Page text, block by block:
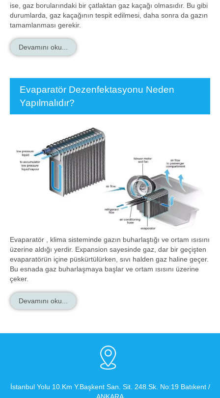
ise, gaz borularındaki bir çatlaktan gaz kaçağı olmasıdır. Bu gibi
durumlarda, gaz kaçağının tespit edilmesi, daha sonra da gazın
tamamlanması gerekir.
Devamını oku...
Evaparatör Dezenfektasyonu Neden
Yapılmalıdır?
Evaparatör , klima sisteminde gazın buharlaştığı ve ortam ısısını
üzerine aldığı yerdir. Expansion sayesinde gaz, dar bir geçişten
evaparatörün içine püskürtülürken, sıvı halden gaz haline geçer.
Bu esnada gaz buharlaşmaya başlar ve ortam ısısını üzerine
çeker.
Devamını oku...
İstanbul Yolu 10.Km Y.Başkent San. Sit. 248.Sk. No:19 Batıkent /
ANKARA